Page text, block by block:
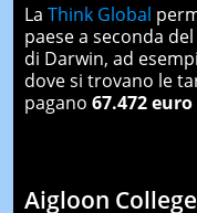
La Think Global
paese a seconda
di Darwin, ad
dove si trovano le
pagano 67.472 euro
Aigloon College